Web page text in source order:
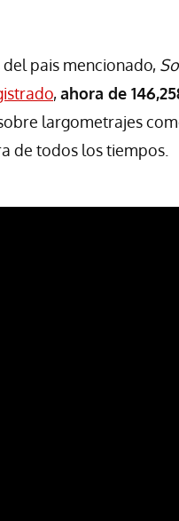
pais mencionado,
,ahora de
largometrajes
de todos los tiempos.